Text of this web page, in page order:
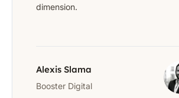
dimension.
Alexis Slama
Booster Digital